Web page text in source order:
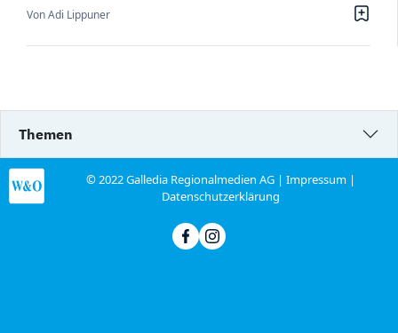
Von Adi Lippuner
Themen
© 2022 Galledia Regionalmedien AG |Impressum |
Datenschutzerklärung